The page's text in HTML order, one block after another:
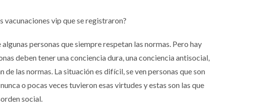
vacunaciones vip que se registraron?
personas que siempre respetan las normas. Pero hay
deben tener una conciencia dura, una conciencia antisocial,
de las normas. La situación es difícil, se ven personas que son
o pocas veces tuvieron esas virtudes y estas son las que
social.